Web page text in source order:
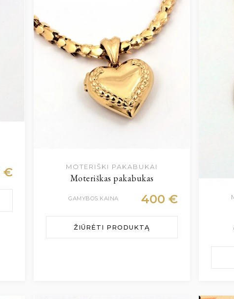
€ MOTERIŠKI PAKABUKAI
Moteriškas pakabukas
GAMYBOS KAINA 400 €
ŽIŪRĖTI PRODUKTĄ